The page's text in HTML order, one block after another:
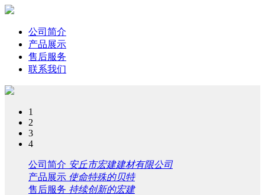
公司简介
产品展示
售后服务
联系我们
1
2
3
4
公司简介 安丘市宏建建材有限公司
产品展示 使命特殊的贝特
售后服务 持续创新的宏建